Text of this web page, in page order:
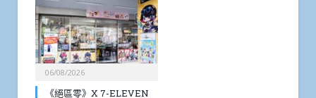
06/08/2026
《絕區零》X 7-ELEVEN